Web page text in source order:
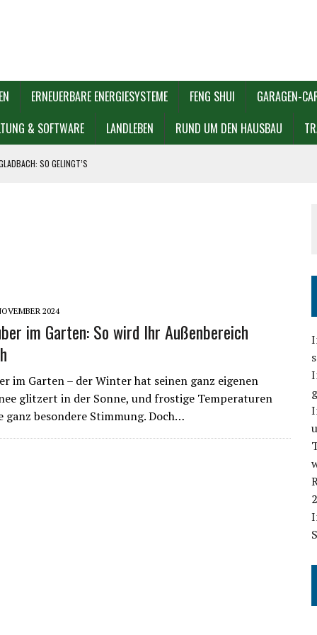
ERNEUERBARE ENERGIESYSTEME FENG SHUI GARAGEN-
& SOFTWARE LANDLEBEN RUND UM DEN HAUSBAU
SO GELINGT’S
SOLLTEN
2024
im Garten: So wird Ihr Außenbereich
im Garten – der Winter hat seinen ganz eigenen
glitzert in der Sonne, und frostige Temperaturen
ganz besondere Stimmung. Doch…